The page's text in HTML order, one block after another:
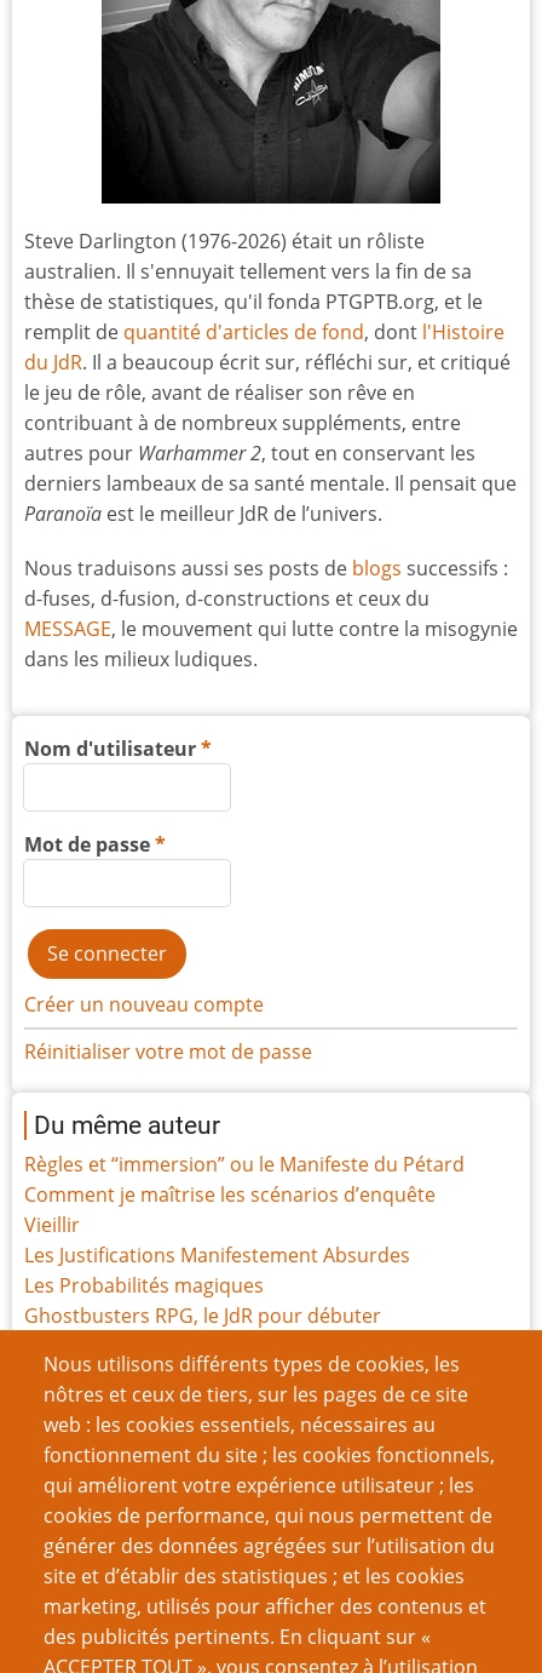
Nous utilisons différents types de cookies, les
nôtres et ceux de tiers, sur les pages de ce site
web : les cookies essentiels, nécessaires au
fonctionnement du site ; les cookies fonctionnels,
qui améliorent votre expérience utilisateur ; les
cookies de performance, qui nous permettent de
générer des données agrégées sur l’utilisation du
site et d’établir des statistiques ; et les cookies
marketing, utilisés pour afficher des contenus et
des publicités pertinents. En cliquant sur «
ACCEPTER TOUT », vous consentez à l’utilisation
Steve Darlington (1976-2026) était un rôliste
australien. Il s'ennuyait tellement vers la fin de sa
thèse de statistiques, qu'il fonda PTGPTB.org, et le
remplit de quantité d'articles de fond, dont l'Histoire
du JdR. Il a beaucoup écrit sur, réfléchi sur, et critiqué
le jeu de rôle, avant de réaliser son rêve en
contribuant à de nombreux suppléments, entre
autres pour Warhammer 2, tout en conservant les
derniers lambeaux de sa santé mentale. Il pensait que
Paranoïa est le meilleur JdR de l’univers.
Nous traduisons aussi ses posts de blogs successifs :
d-fuses, d-fusion, d-constructions et ceux du
MESSAGE, le mouvement qui lutte contre la misogynie
dans les milieux ludiques.
Nom d'utilisateur
Mot de passe
Créer un nouveau compte
Réinitialiser votre mot de passe
Du même auteur
Règles et “immersion” ou le Manifeste du Pétard
Comment je maîtrise les scénarios d’enquête
Vieillir
Les Justifications Manifestement Absurdes
Les Probabilités magiques
Ghostbusters RPG, le JdR pour débuter
Modes de jeu cachés et création, la suite
Modes de jeu cachés et création
Les Survivants
Pagination
Page
précédente
‹‹ 8
Page
suivante
››
VOUS AIMEREZ AUSSI
Warhammer : A la recherche de Spo…ilers